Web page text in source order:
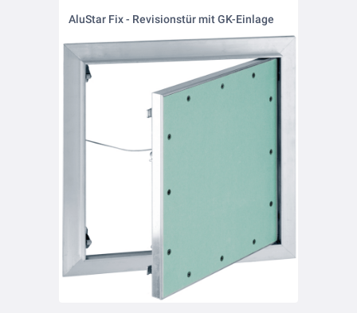
AluStar Fix - Revisionstür mit GK-Einlage